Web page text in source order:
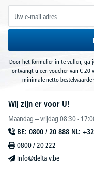
Door het formulier in te vullen, ga
ontvangt u een voucher van € 20
minimale netto
Wij zijn er voor U!
Maandag – vrijdag 08:30 -
BE: 0800 / 20 888 NL:
0800 / 20 222
info@delta-v.be